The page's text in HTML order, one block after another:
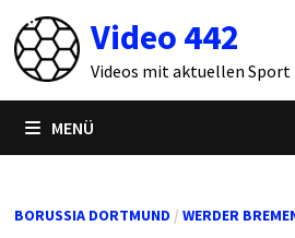
Zum
Inhalt
springen
Video 442
Videos mit aktuellen
MENÜ
BORUSSIA DORTMUND / WERDER